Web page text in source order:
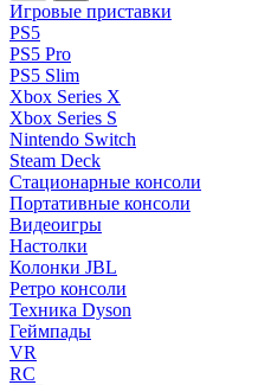
Игровые приставки
PS5
PS5 Pro
PS5 Slim
Xbox Series X
Xbox Series S
Nintendo Switch
Steam Deck
Стационарные консоли
Портативные консоли
Видеоигры
Настолки
Колонки JBL
Ретро консоли
Техника Dyson
Геймпады
VR
RC